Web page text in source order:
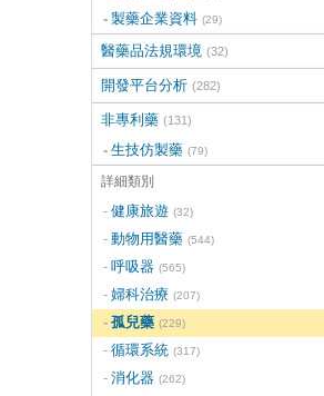
製藥企業資料 (29)
醫藥品法規環境 (32)
開發平台分析 (282)
非專利藥 (131)
生技仿製藥 (79)
詳細類別
健康旅遊 (32)
動物用醫藥 (544)
呼吸器 (565)
婦科治療 (207)
孤兒藥 (229)
循環系統 (317)
消化器 (262)